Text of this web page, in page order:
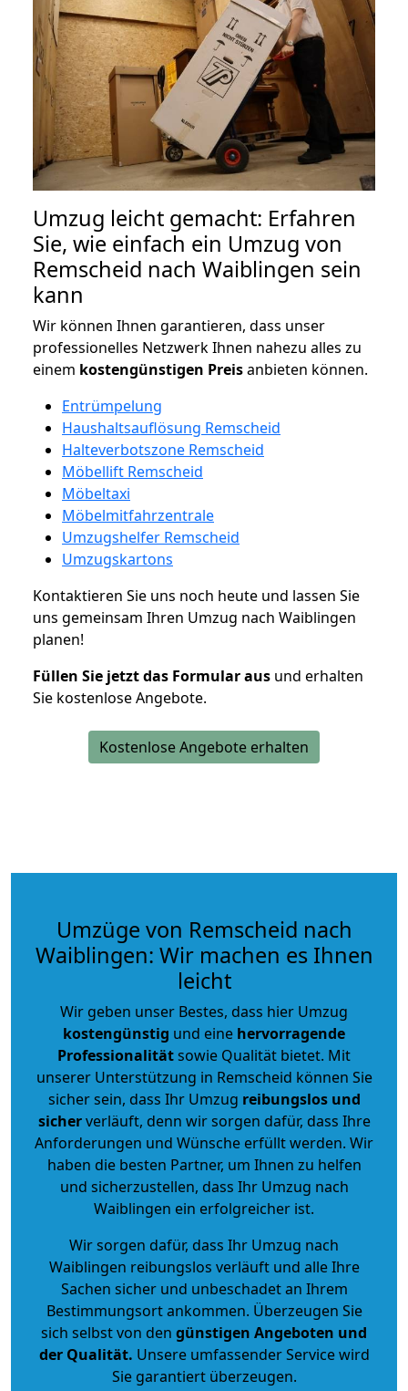
Umzug leicht gemacht: Erfahren
Sie, wie einfach ein Umzug von
Remscheid nach Waiblingen sein
kann
Wir können Ihnen garantieren, dass unser
professionelles Netzwerk Ihnen nahezu alles zu
einem kostengünstigen Preisanbieten können.
Entrümpelung
Haushaltsauflösung Remscheid
Halteverbotszone Remscheid
Möbellift Remscheid
Möbeltaxi
Möbelmitfahrzentrale
Umzugshelfer Remscheid
Umzugskartons
Kontaktieren Sie uns noch heute und lassen Sie
uns gemeinsam Ihren Umzug nach Waiblingen
planen!
Füllen Sie jetzt das Formular aus und erhalten
Sie kostenlose Angebote.
Kostenlose Angebote erhalten
Umzüge von Remscheid nach
Waiblingen: Wir machen es Ihnen
leicht
Wir geben unser Bestes, dass hier Umzug
kostengünstig und eine hervorragende
Professionalitätsowie Qualität bietet. Mit
unserer Unterstützung in Remscheid können Sie
sicher sein, dass Ihr Umzug reibungslos und
sicherverläuft, denn wir sorgen dafür, dass Ihre
Anforderungen und Wünsche erfüllt werden. Wir
haben die besten Partner, um Ihnen zu helfen
und sicherzustellen, dass Ihr Umzug nach
Waiblingen ein erfolgreicher ist.
Wir sorgen dafür, dass Ihr Umzug nach
Waiblingen reibungslos verläuft und alle Ihre
Sachen sicher und unbeschadet an Ihrem
Bestimmungsort ankommen. Überzeugen Sie
sich selbst von den günstigen Angeboten und
der Qualität. Unsere umfassender Service wird
Sie garantiert überzeugen.